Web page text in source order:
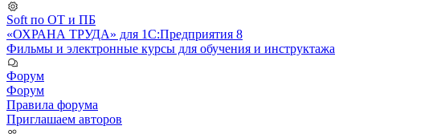
Soft по ОТ и ПБ
«ОХРАНА ТРУДА» для 1С:Предприятия 8
Фильмы и электронные курсы для обучения и инструктажа
Форум
Форум
Правила форума
Приглашаем авторов